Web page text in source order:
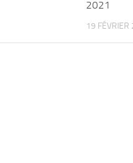
2021
19